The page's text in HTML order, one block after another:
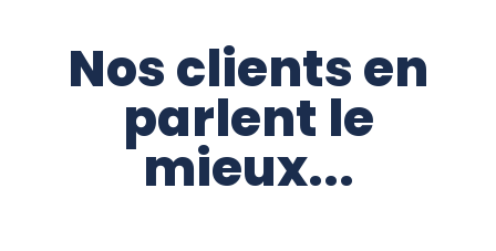
Nos clients en
parlent le
mieux...